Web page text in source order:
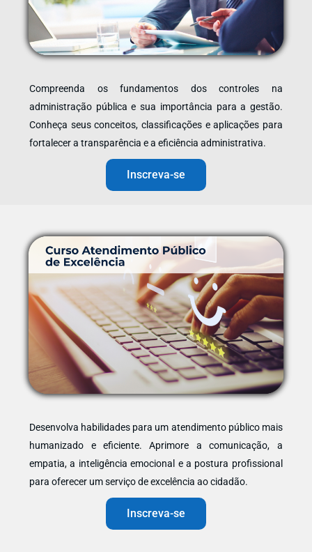
Compreenda os fundamentos dos controles na
administração pública e sua importância para a gestão.
Conheça seus conceitos, classificações e aplicações para
fortalecer a transparência e a eficiência administrativa.
Inscreva-se
Desenvolva habilidades para um atendimento público mais
humanizado e eficiente. Aprimore a comunicação, a
empatia, a inteligência emocional e a postura profissional
para oferecer um serviço de excelência ao cidadão.
Inscreva-se